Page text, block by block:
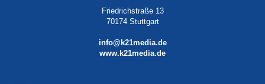
Friedrichstraße 13
70174 Stuttgart
info@k21media.de
www.k21media.de